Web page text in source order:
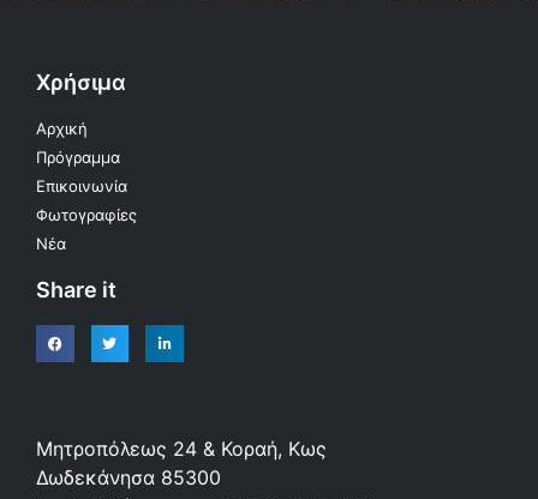
Χρήσιμα
Αρχική
Πρόγραμμα
Επικοινωνία
Φωτογραφίες
Νέα
Share it
Μητροπόλεως 24 & Κοραή, Κως
Δωδεκάνησα 85300